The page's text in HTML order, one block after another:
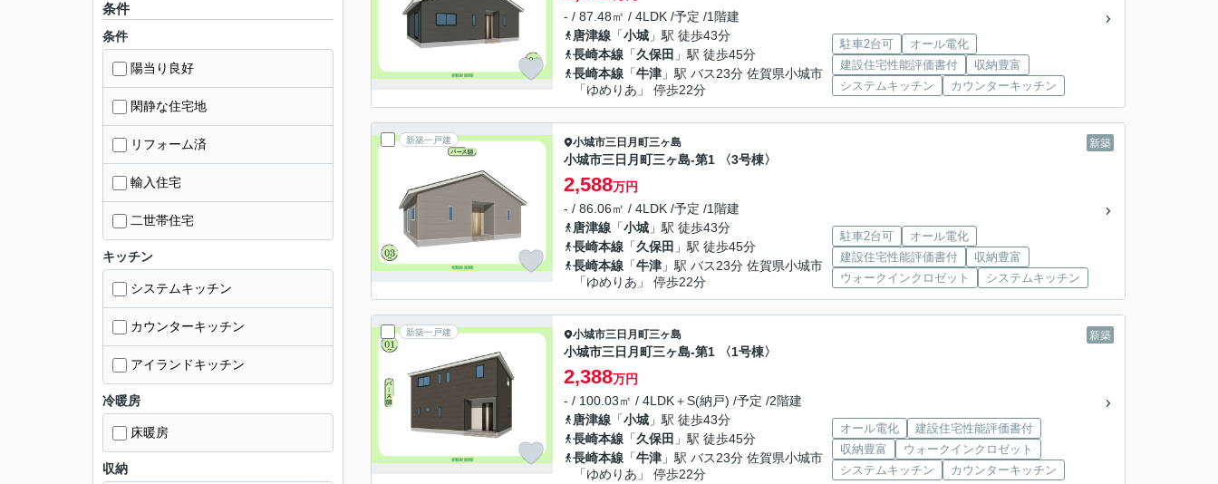
- / 87.48㎡ / 4LDK /予定 /1階建
唐津線 「小城 」駅 徒歩43分
長崎本線 「久保田 」駅 徒歩45分
長崎本線 「牛津 」駅 バス23分 佐賀県小城市
「ゆめりあ」 停歩22分
駐車2台可
オール電化
建設住宅性能評価書付
収納豊富
システムキッチン
カウンターキッチン
新築一戸建 新築
小城市三日月町三ヶ島
小城市三日月町三ヶ島-第1 〈3号棟〉
2,588万円
- / 86.06㎡ / 4LDK /予定 /1階建
唐津線 「小城 」駅 徒歩43分
長崎本線 「久保田 」駅 徒歩45分
長崎本線 「牛津 」駅 バス23分 佐賀県小城市
「ゆめりあ」 停歩22分
駐車2台可
オール電化
建設住宅性能評価書付
収納豊富
ウォークインクロゼット
システムキッチン
新築一戸建 新築
小城市三日月町三ヶ島
小城市三日月町三ヶ島-第1 〈1号棟〉
2,388万円
- / 100.03㎡ / 4LDK＋S(納戸) /予定 /2階建
唐津線 「小城 」駅 徒歩43分
長崎本線 「久保田 」駅 徒歩45分
長崎本線 「牛津 」駅 バス23分 佐賀県小城市
「ゆめりあ」 停歩22分
オール電化
建設住宅性能評価書付
収納豊富
ウォークインクロゼット
システムキッチン
カウンターキッチン
条件
条件
陽当り良好
閑静な住宅地
リフォーム済
輸入住宅
二世帯住宅
キッチン
システムキッチン
カウンターキッチン
アイランドキッチン
冷暖房
床暖房
収納